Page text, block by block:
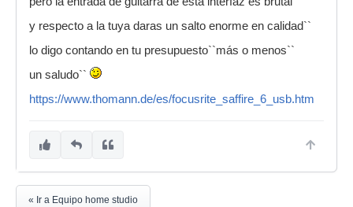
y respecto a la tuya daras un salto enorme en calidad``
lo digo contando en tu presupuesto``más o menos``
un saludo``
https://www.thomann.de/es/focusrite_saffire_6_usb.htm
« Ir a Equipo home studio